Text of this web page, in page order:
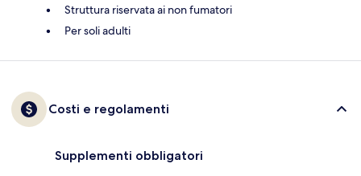
Struttura riservata ai non fumatori
Per soli adulti
Costi e regolamenti
Supplementi obbligatori